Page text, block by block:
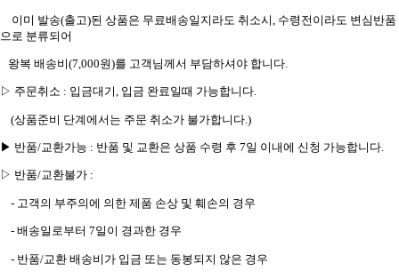
이미 발송(출고)된 상품은 무료배송일지라도 취소시 수령전이라도 변심반품
으로 분류되어
왕복 배송비(7,000원)를 고객님께서 부담하셔야 합니다
▷ 주문취소 : 입금대기, 입금 완료일때 가능합니다.
(상품준비 단계에서는 주문 취소가 불가합니다 .)
▶ 반품/교환가능 : 반품 및 교환은 상품 수령 후 7일 이내에 신청 가능합니다
▷ 반품/교환불가 :
- 고객의 부주의에 의한 제품 손상 및 훼손의 경우
- 배송일로부터 7일이 경과한 경우
- 반품/교환 배송비가 입금 또는 동봉되지 않은 경우